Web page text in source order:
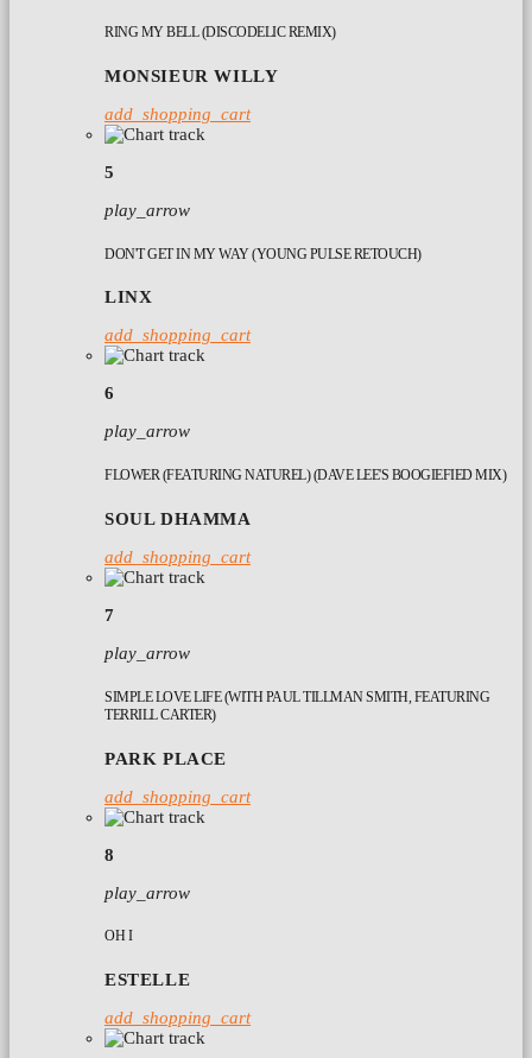
RING MY BELL (DISCODELIC REMIX)
MONSIEUR WILLY
add_shopping_cart
5
play_arrow
DON'T GET IN MY WAY (YOUNG PULSE RETOUCH)
LINX
add_shopping_cart
6
play_arrow
FLOWER (FEATURING NATUREL) (DAVE LEE'S BOOGIEFIED MIX)
SOUL DHAMMA
add_shopping_cart
7
play_arrow
SIMPLE LOVE LIFE (WITH PAUL TILLMAN SMITH, FEATURING
TERRILL CARTER)
PARK PLACE
add_shopping_cart
8
play_arrow
OH I
ESTELLE
add_shopping_cart